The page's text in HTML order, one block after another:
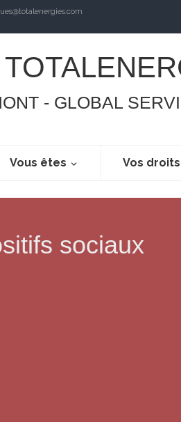
- GLOBAL
Vous êtes Vos droits
sociaux